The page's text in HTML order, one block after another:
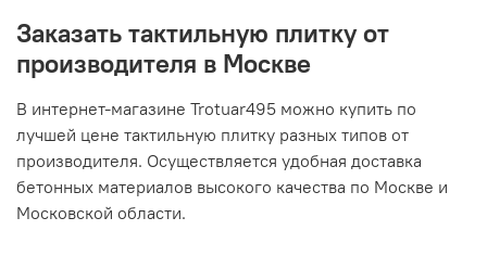
Заказать тактильную плитку от
производителя в Москве
В интернет-магазине Trotuar495 можно купить по
лучшей цене тактильную плитку разных типов от
производителя. Осуществляется удобная доставка
бетонных материалов высокого качества по Москве и
Московской области.